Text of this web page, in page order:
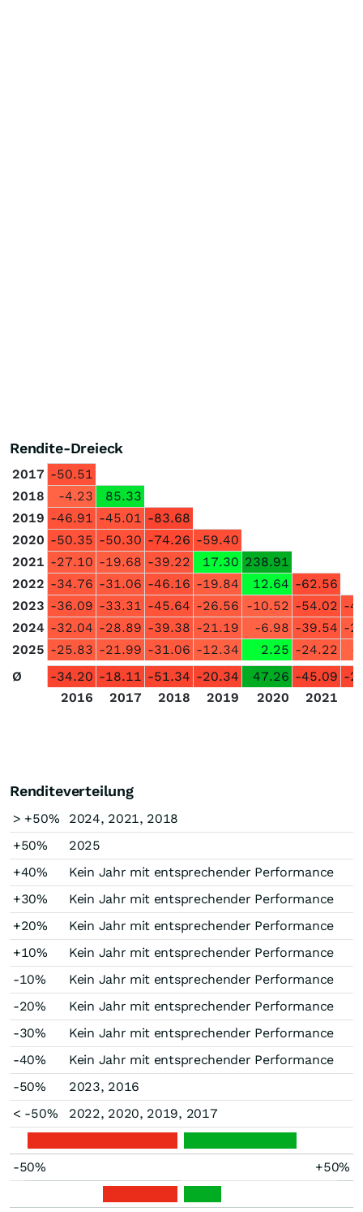
Rendite-Dreieck
2017 -50.51
2018
-4.23
85.33
2019 -46.91 -45.01 -83.68
2020 -50.35 -50.30 -74.26 -59.40
2021 -27.10 -19.68 -39.22 17.30 238.91
2022 -34.76 -31.06 -46.16 -19.84 12.64 -62.56
2023 -36.09 -33.31 -45.64 -26.56 -10.52 -54.02 -
2024 -32.04 -28.89 -39.38 -21.19 -6.98 -39.54 -
2025 -25.83 -21.99 -31.06 -12.34 2.25 -24.22
-
Ø
-34.20 -18.11 -51.34 -20.34 47.26 -45.09 -
2016
2017 2018 2019 2020 2021
Renditeverteilung
> +50%
2024, 2021, 2018
+50%
2025
+40%
Kein Jahr mit entsprechender Performance
+30%
Kein Jahr mit entsprechender Performance
+20%
Kein Jahr mit entsprechender Performance
+10%
Kein Jahr mit entsprechender Performance
-10%
Kein Jahr mit entsprechender Performance
-20%
Kein Jahr mit entsprechender Performance
-30%
Kein Jahr mit entsprechender Performance
-40%
Kein Jahr mit entsprechender Performance
-50%
2023, 2016
< -50%
2022, 2020, 2019, 2017
-50% +50%